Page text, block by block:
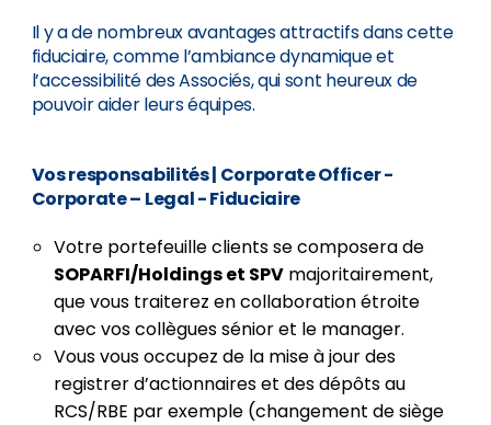
Il y a de nombreux avantages attractifs dans cette
fiduciaire, comme l’ambiance dynamique et
l’accessibilité des Associés, qui sont heureux de
pouvoir aider leurs équipes.
Vos responsabilités| Corporate Officer -
Corporate – Legal - Fiduciaire
Votre portefeuille clients se composera de
SOPARFI/Holdings et SPVmajoritairement,
que vous traiterez en collaboration étroite
avec vos collègues sénior et le manager.
Vous vous occupez de la mise à jour des
registrer d’actionnaires et des dépôts au
RCS/RBE par exemple (changement de siège